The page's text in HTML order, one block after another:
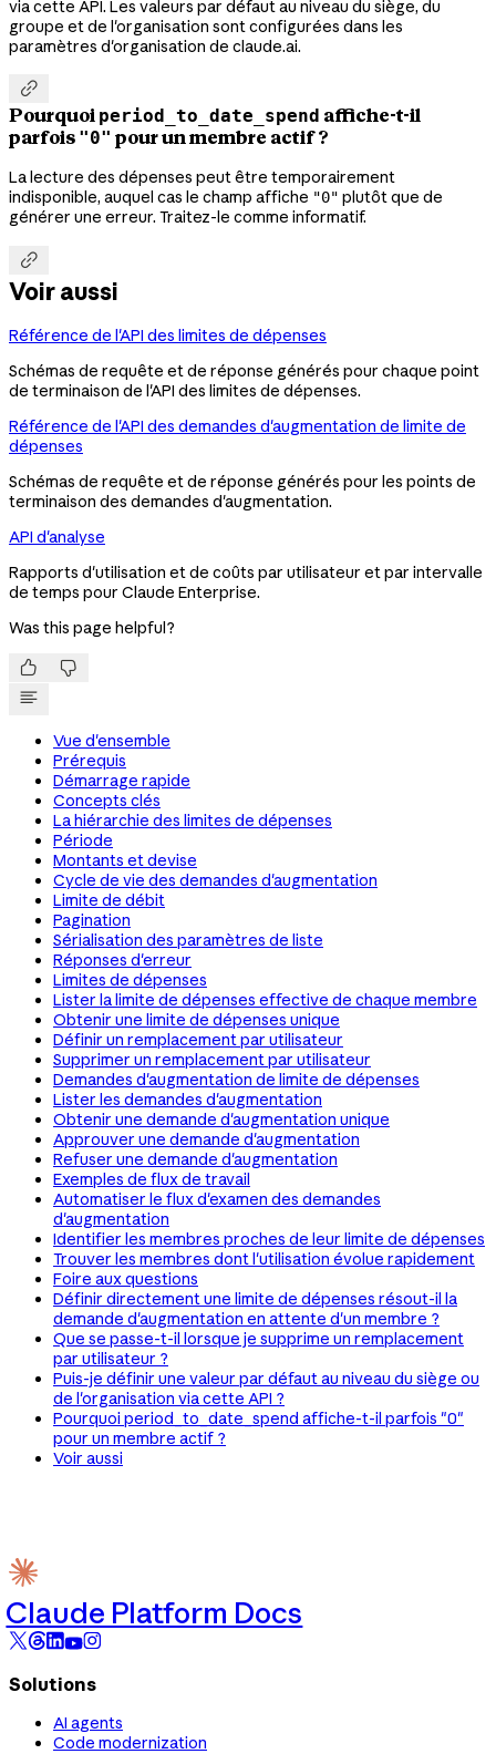
via cette API. Les valeurs par défaut au niveau du siège, du
groupe et de l'organisation sont configurées dans les
paramètres d'organisation de claude.ai.

Pourquoi period_to_date_spend affiche-t-il
parfois "0" pour un membre actif ?
La lecture des dépenses peut être temporairement
indisponible, auquel cas le champ affiche "0" plutôt que de
générer une erreur. Traitez-le comme informatif.

Voir aussi
Référence de l'API des limites de dépenses
Schémas de requête et de réponse générés pour chaque point
de terminaison de l'API des limites de dépenses.
Référence de l'API des demandes d'augmentation de limite de
dépenses
Schémas de requête et de réponse générés pour les points de
terminaison des demandes d'augmentation.
API d'analyse
Rapports d'utilisation et de coûts par utilisateur et par intervalle
de temps pour Claude Enterprise.
Was this page helpful?
 
Vue d'ensemble
Prérequis
Démarrage rapide
Concepts clés
La hiérarchie des limites de dépenses
Période
Montants et devise
Cycle de vie des demandes d'augmentation
Limite de débit
Pagination
Sérialisation des paramètres de liste
Réponses d'erreur
Limites de dépenses
Lister la limite de dépenses effective de chaque membre
Obtenir une limite de dépenses unique
Définir un remplacement par utilisateur
Supprimer un remplacement par utilisateur
Demandes d'augmentation de limite de dépenses
Lister les demandes d'augmentation
Obtenir une demande d'augmentation unique
Approuver une demande d'augmentation
Refuser une demande d'augmentation
Exemples de flux de travail
Automatiser le flux d'examen des demandes
d'augmentation
Identifier les membres proches de leur limite de dépenses
Trouver les membres dont l'utilisation évolue rapidement
Foire aux questions
Définir directement une limite de dépenses résout-il la
demande d'augmentation en attente d'un membre ?
Que se passe-t-il lorsque je supprime un remplacement
par utilisateur ?
Puis-je définir une valeur par défaut au niveau du siège ou
de l'organisation via cette API ?
Pourquoi period_to_date_spend affiche-t-il parfois "0"
pour un membre actif ?
Voir aussi
Claude Platform Docs
Solutions
AI agents
Code modernization